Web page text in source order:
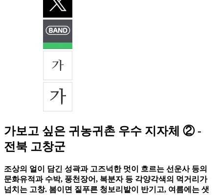
가보고 싶은 귀농귀촌 우수 지자체 ② -
전북 고창군
조상의 얼이 담긴 성곽과 고즈넉한 멋이 흐르는 선운사 등의
문화유적과 수박, 풍천장어, 복분자 등 각양각색의 먹거리가
넘치는 고창. 봄이면 짙푸른 청보리밭이 반기고, 여름에는 샛